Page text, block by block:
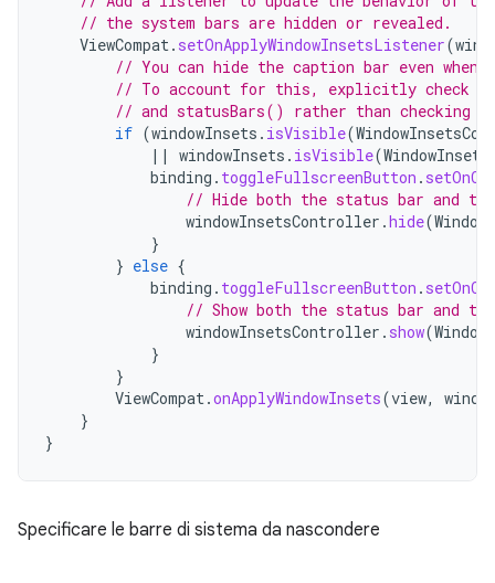
// the system bars are hidden or revealed.
ViewCompat. setOnApplyWindowInsetsListener(
// You can hide the caption bar even
// To account for this, explicitly check
// and statusBars() rather than checking
if (windowInsets . isVisible(
||
windowInsets . isVisible(
binding . toggleFullscreenButton .
// Hide both the status bar and
windowInsetsController .hide(
}
} else {
binding . toggleFullscreenButton .
// Show both the status bar and
windowInsetsController . show(
}
}
ViewCompat.onApplyWindowInsets(view,
}
}
Specificare le barre di sistema da nascondere